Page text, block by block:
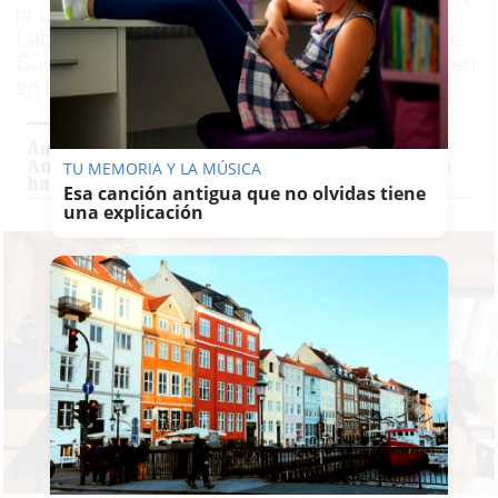
la Unidad de Prevención de Riesgos
Laborales de la Delegación de Educación de
Cádiz las temperaturas extremas que se viven
en los centros educativos de la provincia
Aulas a diez grados y alumnos indignados en
Andalucía: "Señor Imbroda, ¿qué temperatura
hace en su despacho?"
TU MEMORIA Y LA MÚSICA
Esa canción antigua que no olvidas tiene
una explicación